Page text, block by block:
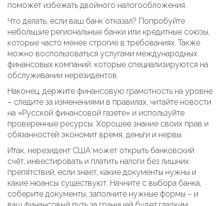
поможет избежать двойного налогообложения.
Что делать, если ваш банк отказал? Попробуйте
небольшие региональные банки или кредитные союзы,
которые часто менее строгие в требованиях. Также
можно воспользоваться услугами международных
финансовых компаний, которые специализируются на
обслуживании нерезидентов.
Наконец, держите финансовую грамотность на уровне
– следите за изменениями в правилах, читайте новости
на «Русской финансовой газете» и используйте
проверенные ресурсы. Хорошее знание своих прав и
обязанностей экономит время, деньги и нервы.
Итак, нерезидент США может открыть банковский
счёт, инвестировать и платить налоги без лишних
препятствий, если знает, какие документы нужны и
какие нюансы существуют. Начните с выбора банка,
соберите документы, заполните нужные формы – и